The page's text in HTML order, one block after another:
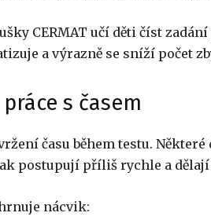
CERMAT učí děti číst
a výrazně se sníží počet
s časem
času během testu.
postupují příliš rychle a
nácvik: